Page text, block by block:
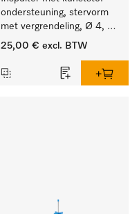
ondersteuning, stervorm
met vergrendeling, Ø 4,
lengte 175 mm.
25,00 € excl. BTW